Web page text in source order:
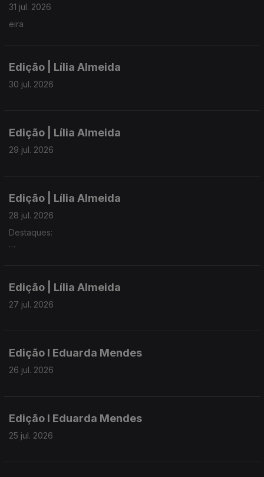
31 jul. 2026
eira
Edição | Lília Almeida
30 jul. 2026
Edição | Lília Almeida
29 jul. 2026
Edição | Lília Almeida
28 jul. 2026
Destaques:
► PS denuncia falta de respostas do Governo da República
sobre a requalificação da esquadra da PSP na Ribeira Grande
Edição | Lília Almeida
27 jul. 2026
Edição I Eduarda Mendes
26 jul. 2026
Edição I Eduarda Mendes
25 jul. 2026